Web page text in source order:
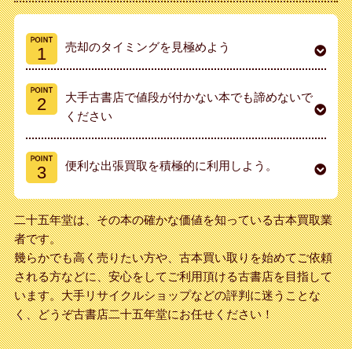
売却のタイミングを見極めよう
大手古書店で値段が付かない本でも諦めないで
ください
便利な出張買取を積極的に利用しよう。
二十五年堂は、その本の確かな価値を知っている古本買取業
者です。
幾らかでも高く売りたい方や、古本買い取りを始めてご依頼
される方などに、安心をしてご利用頂ける古書店を目指して
います。大手リサイクルショップなどの評判に迷うことな
く、どうぞ古書店二十五年堂にお任せください！